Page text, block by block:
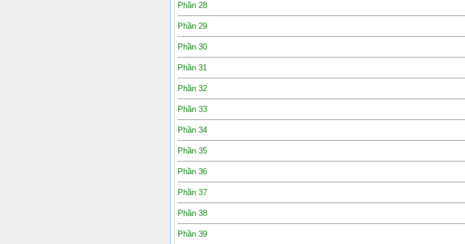
Phần 28
Phần 29
Phần 30
Phần 31
Phần 32
Phần 33
Phần 34
Phần 35
Phần 36
Phần 37
Phần 38
Phần 39